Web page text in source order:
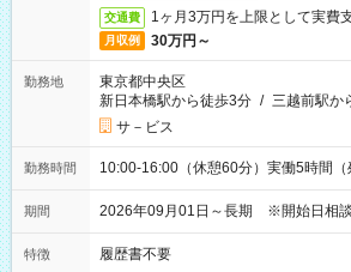
交通費 1ヶ月3万円を上限として実費
月収例 30万円～
勤務地
東京都中央区
新日本橋駅から徒歩3分 / 三越前駅か
サ－ビス
勤務時間 10:00-16:00（休憩60分）実働5時間（
期間 2026年09月01日～長期 ※開始日相
特徴 履歴書不要